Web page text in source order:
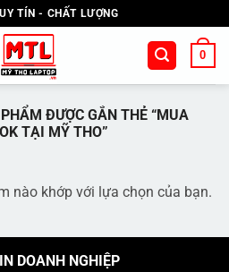
TÍN - CHẤT LƯỢNG
0
ĐƯỢC GẮN THẺ “MUA
TẠI MỸ THO”
nào khớp với lựa chọn của bạn.
DOANH NGHIỆP